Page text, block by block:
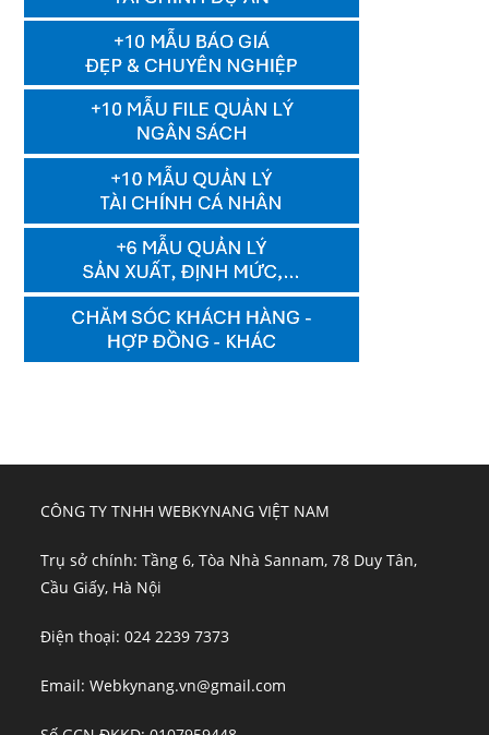
CÔNG TY TNHH WEBKYNANG VIỆT NAM
Trụ sở chính: Tầng 6, Tòa Nhà Sannam, 78 Duy Tân,
Cầu Giấy, Hà Nội
Điện thoại: 024 2239 7373
Email: Webkynang.vn@gmail.com